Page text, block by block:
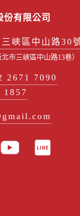
份有限公司
峽區中山路30
市三峽區中山路13巷）
2671 7090
1857